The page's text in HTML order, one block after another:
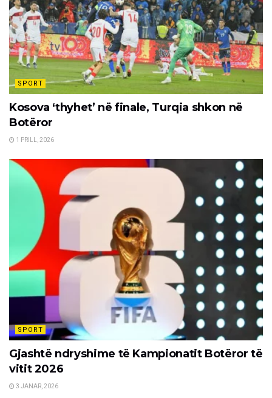
SPORT
Kosova ‘thyhet’ në finale, Turqia shkon në
Botëror
1 PRILL, 2026
SPORT
Gjashtë ndryshime të Kampionatit Botëror të
vitit 2026
3 JANAR, 2026